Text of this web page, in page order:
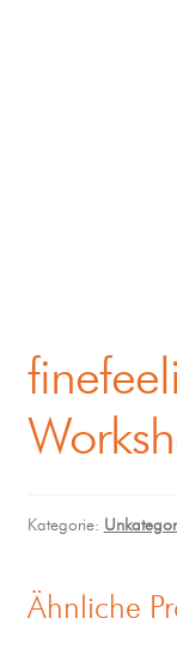
Kategorie:
Ähnliche